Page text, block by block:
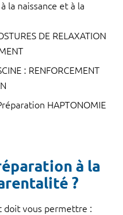
la naissance et à la
DE RELAXATION
: RENFORCEMENT
HAPTONOMIE
à la
?
doit vous permettre :